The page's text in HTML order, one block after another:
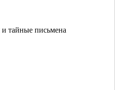
тайные письмена